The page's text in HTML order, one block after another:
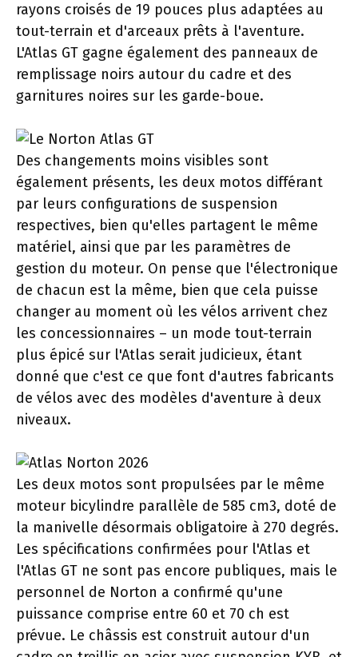
rayons croisés de 19 pouces plus adaptées au
tout-terrain et d'arceaux prêts à l'aventure.
L'Atlas GT gagne également des panneaux de
remplissage noirs autour du cadre et des
garnitures noires sur les garde-boue.
Des changements moins visibles sont
également présents, les deux motos différant
par leurs configurations de suspension
respectives, bien qu'elles partagent le même
matériel, ainsi que par les paramètres de
gestion du moteur. On pense que l'électronique
de chacun est la même, bien que cela puisse
changer au moment où les vélos arrivent chez
les concessionnaires – un mode tout-terrain
plus épicé sur l'Atlas serait judicieux, étant
donné que c'est ce que font d'autres fabricants
de vélos avec des modèles d'aventure à deux
niveaux.
Les deux motos sont propulsées par le même
moteur bicylindre parallèle de 585 cm3, doté de
la manivelle désormais obligatoire à 270 degrés.
Les spécifications confirmées pour l'Atlas et
l'Atlas GT ne sont pas encore publiques, mais le
personnel de Norton a confirmé qu'une
puissance comprise entre 60 et 70 ch est
prévue. Le châssis est construit autour d'un